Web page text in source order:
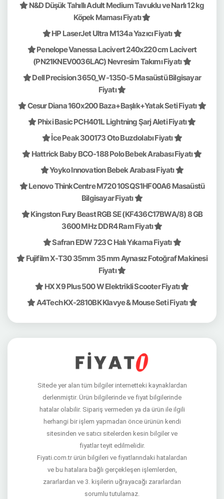
N&D Düşük Tahıllı Adult Medium Tavuklu ve Narlı 12 kg
Köpek Maması Fiyatı
HP LaserJet Ultra M134a Yazıcı Fiyatı
Penelope Vanessa Lacivert 240x220 cm Lacivert
(PN21KNEV0036LAC) Nevresim Takımı Fiyatı
Dell Precision 3650_W-1350-5 Masaüstü Bilgisayar
Fiyatı
Cesur Diana 160x200 Baza+Başlık+Yatak Seti Fiyatı
Phixi Basic PCH401L Lightning Şarj Aleti Fiyatı
İce Peak 300173 Oto Buzdolabı Fiyatı
Hattrick Baby BCO-188 Polo Bebek Arabası Fiyatı
Yoyko Innovation Bebek Arabası Fiyatı
Lenovo ThinkCentre M720 10SQS1HF00A6 Masaüstü
Bilgisayar Fiyatı
Kingston Fury Beast RGB SE (KF436C17BWA/8) 8 GB
3600 MHz DDR4 Ram Fiyatı
Safran EDW 723 C Halı Yıkama Fiyatı
Fujifilm X-T30 35mm 35 mm Aynasız Fotoğraf Makinesi
Fiyatı
HX X9 Plus 500 W Elektrikli Scooter Fiyatı
A4Tech KX-2810BK Klavye & Mouse Seti Fiyatı
Sitede yer alan tüm bilgiler internetteki kaynaklardan
derlenmiştir. Ürün bilgilerinde ve fiyat bilgilerinde
hatalar olabilir. Sipariş vermeden ya da ürün ile ilgili
herhangi bir işlem yapmadan önce ürünün kendi
sitesinden ve satıcı sitelerden kesin bilgiler ve
fiyatlar teyit edilmelidir.
Fiyati.com.tr ürün bilgileri ve fiyatlarındaki hatalardan
ve bu hatalara bağlı gerçekleşen işlemlerden,
zararlardan ve 3. kişilerin uğrayacağı zararlardan
sorumlu tutulamaz.